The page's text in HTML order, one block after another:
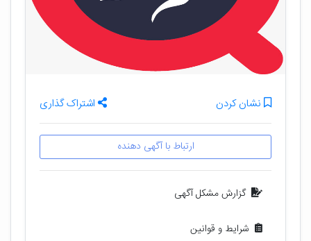
نشان کردن اشتراک گذاری
ارتباط با آگهی دهنده
گزارش مشکل آگهی
شرایط و قوانین